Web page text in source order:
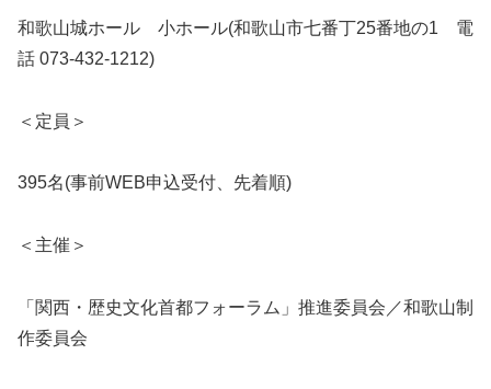
和歌山城ホール 小ホール(和歌山市七番丁25番地の1 電
話 073-432-1212)
＜定員＞
395名(事前WEB申込受付、先着順)
＜主催＞
「関西・歴史文化首都フォーラム」推進委員会／和歌山制
作委員会